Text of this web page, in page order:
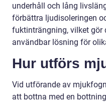
underhåll och lång
förbättra ljudisoleringen
fuktinträngning, vilket gör
användbar lösning för
Hur utförs
Vid utförande av
att bottna med en